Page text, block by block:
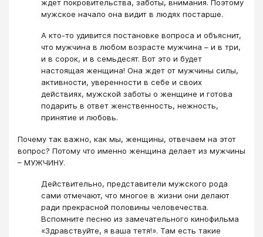
ждет покровительства, заботы, внимания. Поэтому
мужское начало она видит в людях постарше.
А кто-то удивится постановке вопроса и объяснит,
что мужчина в любом возрасте мужчина – и в три,
и в сорок, и в семьдесят. Вот это и будет
настоящая женщина! Она ждет от мужчины силы,
активности, уверенности в себе и своих
действиях, мужской заботы о женщине и готова
подарить в ответ женственность, нежность,
принятие и любовь.
Почему так важно, как мы, женщины, отвечаем на этот
вопрос? Потому что именно женщина делает из мужчины
– МУЖЧИНУ.
Действительно, представители мужского рода
сами отмечают, что многое в жизни они делают
ради прекрасной половины человечества.
Вспомните песню из замечательного кинофильма
«Здравствуйте, я ваша тетя!». Там есть такие